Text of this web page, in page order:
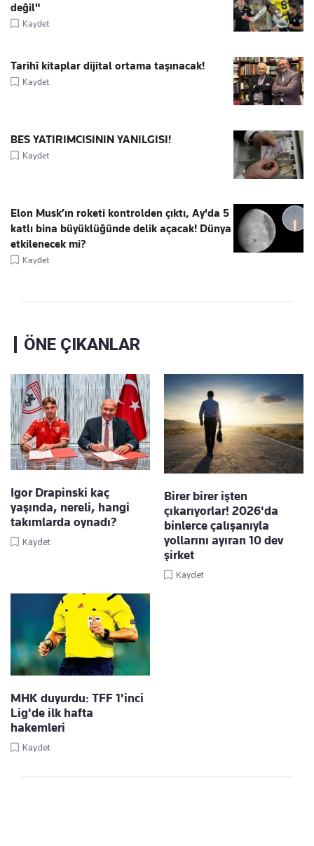
değil"
Kaydet
Tarihî kitaplar dijital ortama taşınacak!
Kaydet
BES YATIRIMCISININ YANILGISI!
Kaydet
Elon Musk’ın roketi kontrolden çıktı, Ay'da 5
katlı bina büyüklüğünde delik açacak! Dünya
etkilenecek mi?
Kaydet
ÖNE ÇIKANLAR
Igor Drapinski kaç
yaşında, nereli, hangi
takımlarda oynadı?
Kaydet
Birer birer işten
çıkarıyorlar! 2026'da
binlerce çalışanıyla
yollarını ayıran 10 dev
şirket
Kaydet
MHK duyurdu: TFF 1'inci
Lig'de ilk hafta
hakemleri
Kaydet